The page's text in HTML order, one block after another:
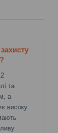
та
а
високу